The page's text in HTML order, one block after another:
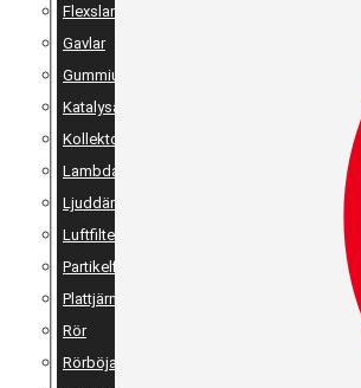
Flexslang
Gavlar
Gummiupphängning
Katalysator
Kollektor
Lambda
Ljuddämpare
Luftfilter
Partikelfilter
Plattjärn, vinkeljärn & stänger
Rör
Rörböjar